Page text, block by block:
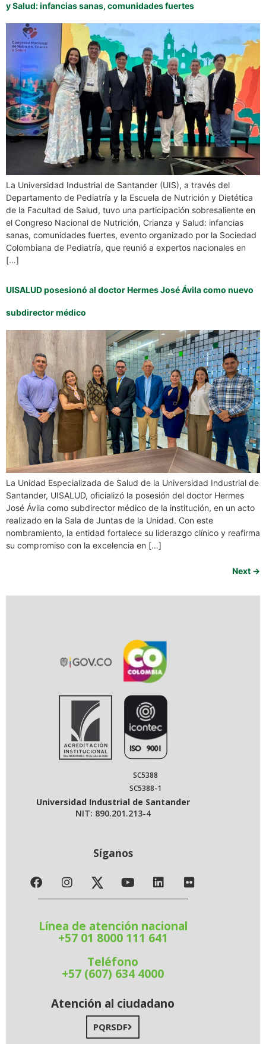
y Salud: infancias sanas, comunidades fuertes
La Universidad Industrial de Santander (UIS), a través del
Departamento de Pediatría y la Escuela de Nutrición y Dietética
de la Facultad de Salud, tuvo una participación sobresaliente en
el Congreso Nacional de Nutrición, Crianza y Salud: infancias
sanas, comunidades fuertes, evento organizado por la Sociedad
Colombiana de Pediatría, que reunió a expertos nacionales en
[…]
UISALUD posesionó al doctor Hermes José Ávila como nuevo
subdirector médico
La Unidad Especializada de Salud de la Universidad Industrial de
Santander, UISALUD, oficializó la posesión del doctor Hermes
José Ávila como subdirector médico de la institución, en un acto
realizado en la Sala de Juntas de la Unidad. Con este
nombramiento, la entidad fortalece su liderazgo clínico y reafirma
su compromiso con la excelencia en […]
Next →